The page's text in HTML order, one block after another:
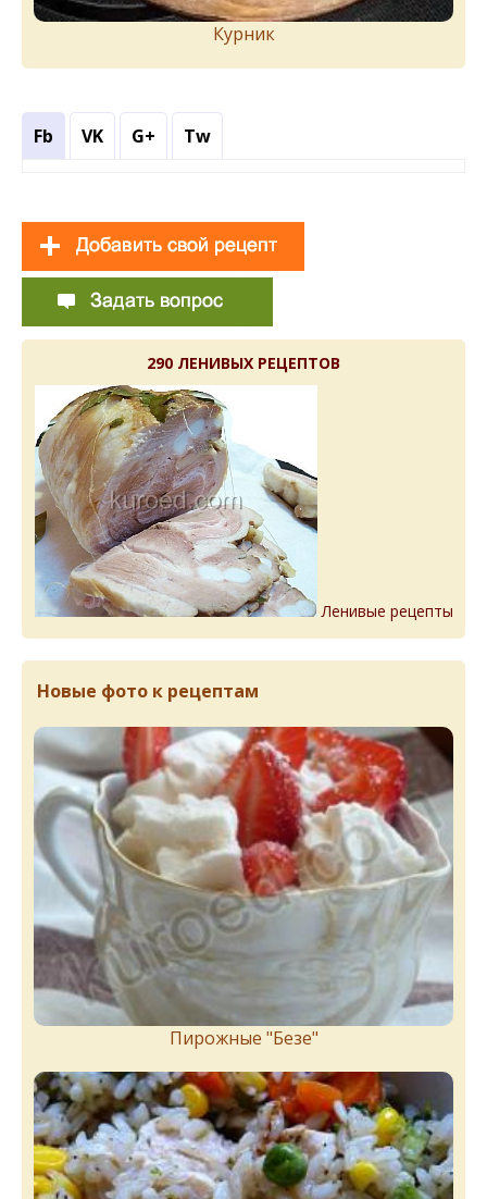
Курник
Fb VK G+ Tw
290 ЛЕНИВЫХ РЕЦЕПТОВ
Ленивые рецепты
Новые фото к рецептам
Пирожныe "Бeзe"